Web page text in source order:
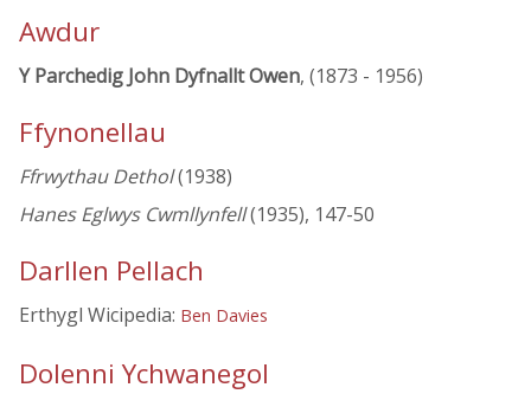
Awdur
Y Parchedig John Dyfnallt Owen, (1873 - 1956)
Ffynonellau
Ffrwythau Dethol(1938)
Hanes Eglwys Cwmllynfell(1935), 147-50
Darllen Pellach
Erthygl Wicipedia: Ben Davies
Dolenni Ychwanegol